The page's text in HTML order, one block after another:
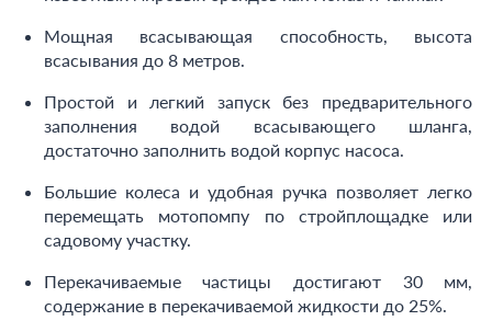
Мощная всасывающая способность, высота
всасывания до 8 метров.
Простой и легкий запуск без предварительного
заполнения водой всасывающего шланга,
достаточно заполнить водой корпус насоса.
Большие колеса и удобная ручка позволяет легко
перемещать мотопомпу по стройплощадке или
садовому участку.
Перекачиваемые частицы достигают 30 мм,
содержание в перекачиваемой жидкости до 25%.